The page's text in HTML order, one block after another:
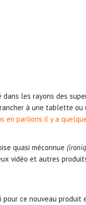
les rayons des
à une tablette
en parlions il y a
quasi méconnue
vidéo et autres
pour ce nouveau